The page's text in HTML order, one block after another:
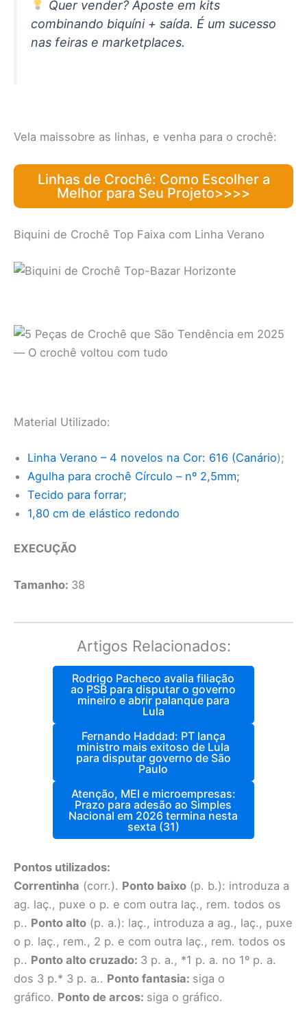
Quer vender? Aposte em kits
combinando biquíni + saída. É um sucesso
nas feiras e marketplaces.
Vela maissobre as linhas, e venha para o crochê:
Linhas de Crochê: Como Escolher a
Melhor para Seu Projeto>>>>
Biquini de Crochê Top Faixa com Linha Verano
Material Utilizado:
Linha Verano – 4 novelos na Cor: 616 (Canário);
Agulha para crochê Círculo – nº 2,5mm;
Tecido para forrar;
1,80 cm de elástico redondo
EXECUÇÃO
Tamanho: 38
Artigos Relacionados:
Rodrigo Pacheco avalia filiação
ao PSB para disputar o governo
mineiro e abrir palanque para
Lula
Fernando Haddad: PT lança
ministro mais exitoso de Lula
para disputar governo de São
Paulo
Atenção, MEI e microempresas:
Prazo para adesão ao Simples
Nacional em 2026 termina nesta
sexta (31)
Pontos utilizados:
Correntinha (corr.). Ponto baixo (p. b.): introduza a
ag. laç., puxe o p. e com outra laç., rem. todos os
p.. Ponto alto (p. a.): laç., introduza a ag., laç., puxe
o p. laç., rem., 2 p. e com outra laç., rem. todos os
p.. Ponto alto cruzado: 3 p. a., *1 p. a. no 1º p. a.
dos 3 p.* 3 p. a.. Ponto fantasia: siga o
gráfico. Ponto de arcos: siga o gráfico.